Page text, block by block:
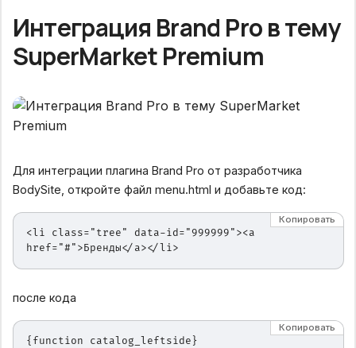
Интеграция Brand Pro в тему
SuperMarket Premium
Для интеграции плагина Brand Pro от разработчика
BodySite, откройте файл menu.html и добавьте код:
Копировать
<li class="tree" data-id="999999"><a
href="#">Бренды</a></li>
после кода
Копировать
{function catalog_leftside}